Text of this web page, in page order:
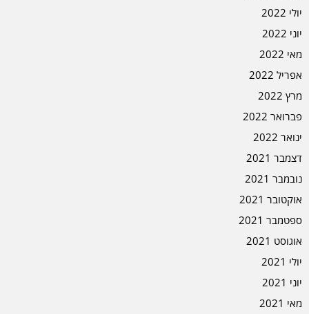
יולי 2022
יוני 2022
מאי 2022
אפריל 2022
מרץ 2022
פברואר 2022
ינואר 2022
דצמבר 2021
נובמבר 2021
אוקטובר 2021
ספטמבר 2021
אוגוסט 2021
יולי 2021
יוני 2021
מאי 2021